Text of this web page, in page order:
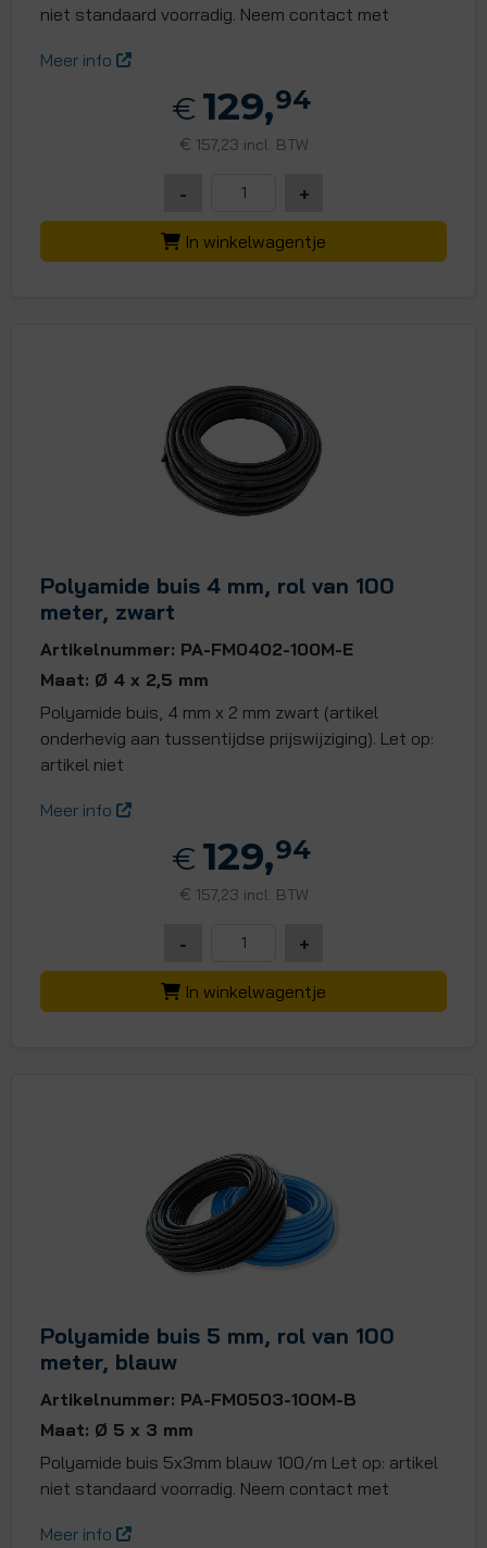
niet standaard voorradig. Neem contact met
Meer info
€ 129,94
€ 157,23 incl. BTW
- +
In winkelwagentje
Polyamide buis 4 mm, rol van 100
meter, zwart
Artikelnummer: PA-FM0402-100M-E
Maat: Ø 4 x 2,5 mm
Polyamide buis, 4 mm x 2 mm zwart (artikel
onderhevig aan tussentijdse prijswijziging). Let op:
artikel niet
Meer info
€ 129,94
€ 157,23 incl. BTW
- +
In winkelwagentje
Polyamide buis 5 mm, rol van 100
meter, blauw
Artikelnummer: PA-FM0503-100M-B
Maat: Ø 5 x 3 mm
Polyamide buis 5x3mm blauw 100/m Let op: artikel
niet standaard voorradig. Neem contact met
Meer info